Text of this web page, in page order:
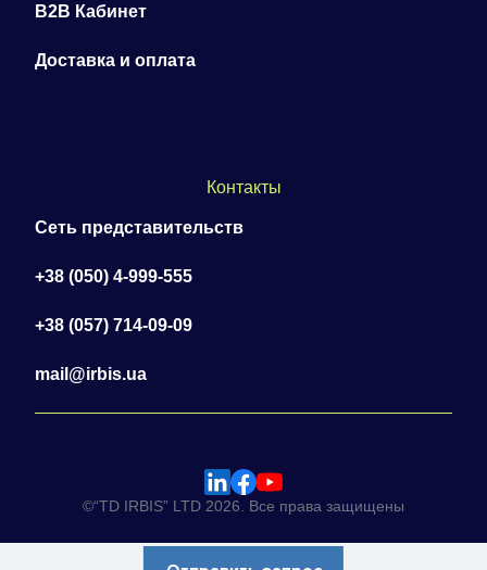
B2B Кабинет
Доставка и оплата
Контакты
Сеть представительств
+38 (050) 4-999-555
+38 (057) 714-09-09
mail@irbis.ua
©“TD IRBIS” LTD 2026. Все права защищены